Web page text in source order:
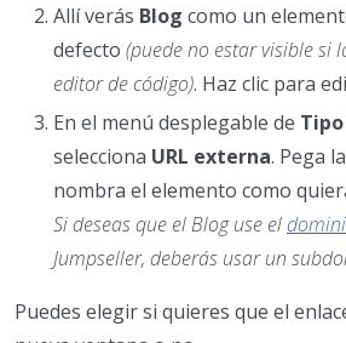
Allí verás Blog como un
defecto (puede no estar visible si
editor de código). Haz clic para
En el menú desplegable de
selecciona URL externa. Pega
nombra el elemento como
Si deseas que el Blog use el
Jumpseller, deberás usar un
Puedes elegir si quieres que el